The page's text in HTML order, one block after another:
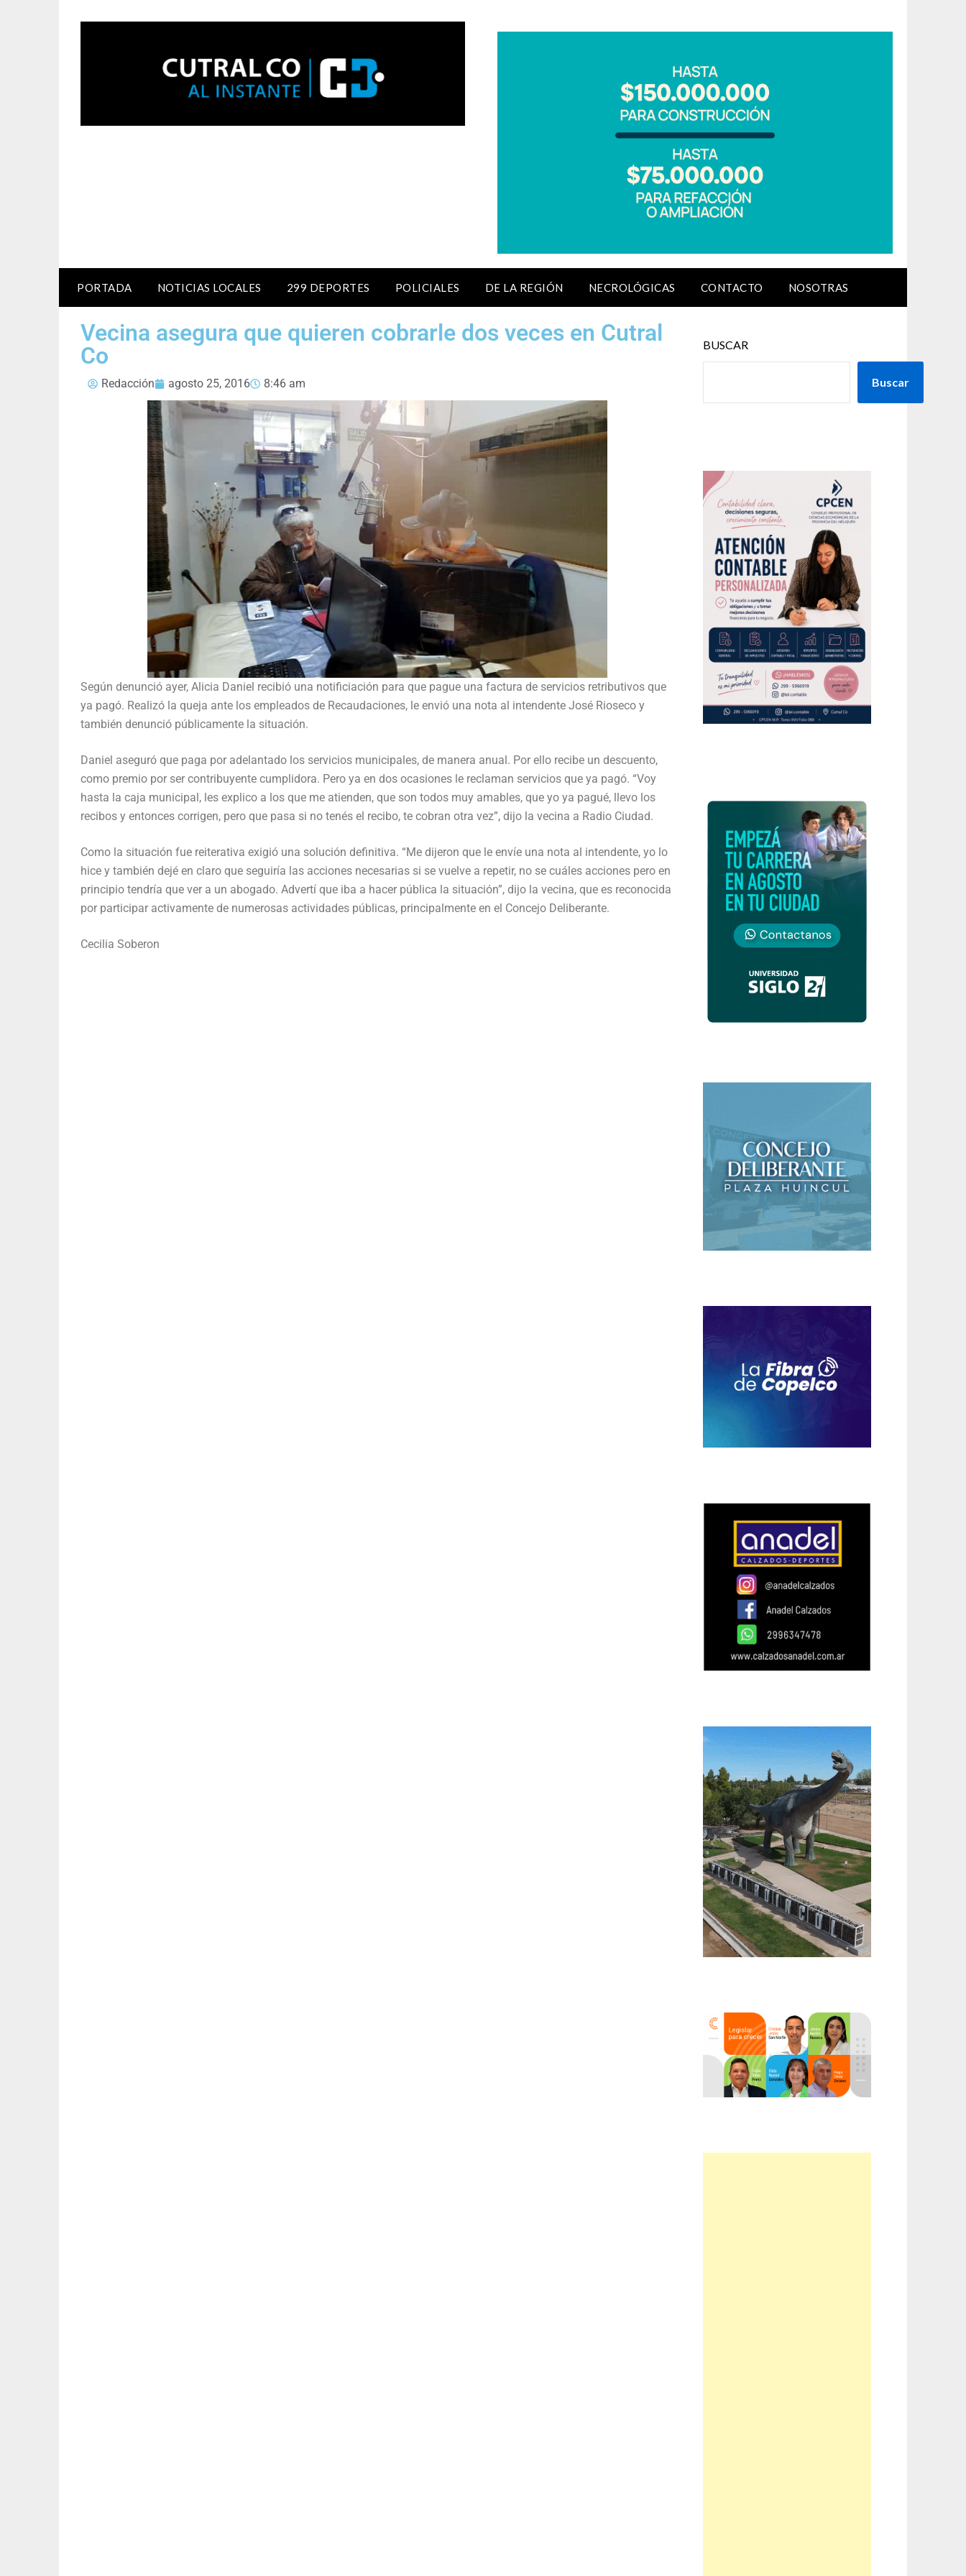
PORTADA NOTICIAS LOCALES 299 DEPORTES POLICIALES DE LA REGIÓN NECROLÓGICAS CONTACTO NOSOTRAS
Vecina asegura que quieren cobrarle dos veces en Cutral
Co
Redacción agosto 25, 2016 8:46 am
Según denunció ayer, Alicia Daniel recibió una notificiación para que pague una factura de servicios retributivos que
ya pagó. Realizó la queja ante los empleados de Recaudaciones, le envió una nota al intendente José Rioseco y
también denunció públicamente la situación.
Daniel aseguró que paga por adelantado los servicios municipales, de manera anual. Por ello recibe un descuento,
como premio por ser contribuyente cumplidora. Pero ya en dos ocasiones le reclaman servicios que ya pagó. “Voy
hasta la caja municipal, les explico a los que me atienden, que son todos muy amables, que yo ya pagué, llevo los
recibos y entonces corrigen, pero que pasa si no tenés el recibo, te cobran otra vez”, dijo la vecina a Radio Ciudad.
Como la situación fue reiterativa exigió una solución definitiva. “Me dijeron que le envíe una nota al intendente, yo lo
hice y también dejé en claro que seguiría las acciones necesarias si se vuelve a repetir, no se cuáles acciones pero en
principio tendría que ver a un abogado. Advertí que iba a hacer pública la situación”, dijo la vecina, que es reconocida
por participar activamente de numerosas actividades públicas, principalmente en el Concejo Deliberante.
Cecilia Soberon
BUSCAR
Buscar